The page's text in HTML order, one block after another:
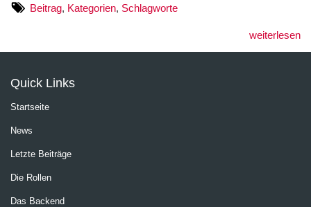
Beitrag, Kategorien, Schlagworte
weiterlesen
Quick Links
Startseite
News
Letzte Beiträge
Die Rollen
Das Backend